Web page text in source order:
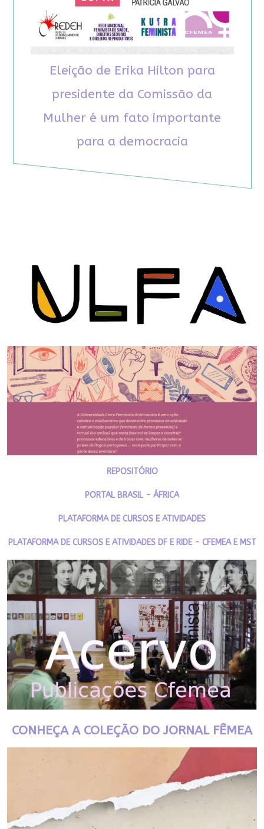
Eleição de Erika Hilton para
presidente da Comissão da
Mulher é um fato importante
para a democracia
REPOSITÓRIO
PORTAL BRASIL - ÁFRICA
PLATAFORMA DE CURSOS E ATIVIDADES
PLATAFORMA DE CURSOS E ATIVIDADES DF E RIDE - CFEMEA E MST
CONHEÇA A COLEÇÃO DO JORNAL FÊMEA